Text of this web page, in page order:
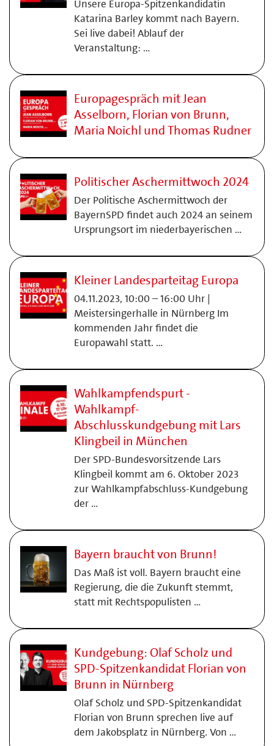
Unsere Europa-Spitzenkandidatin
Katarina Barley kommt nach Bayern.
Sei live dabei! Ablauf der
Veranstaltung: …
Europagespräch mit Jean
Asselborn, Florian von Brunn,
Maria Noichl und Thomas Rudner
Politischer Aschermittwoch 2024
Der Politische Aschermittwoch der
BayernSPD findet auch 2024 an seinem
Ursprungsort im niederbayerischen …
Kleiner Landesparteitag Europa
04.11.2023, 10:00 – 16:00 Uhr |
Meistersingerhalle in Nürnberg Im
kommenden Jahr findet die
Europawahl statt. …
Wahlkampfendspurt -
Wahlkampf-
Abschlusskundgebung mit Lars
Klingbeil in München
Der SPD-Bundesvorsitzende Lars
Klingbeil kommt am 6. Oktober 2023
zur Wahlkampfabschluss-Kundgebung
der …
Bayern braucht von Brunn!
Das Maß ist voll. Bayern braucht eine
Regierung, die die Zukunft stemmt,
statt mit Rechtspopulisten …
Kundgebung: Olaf Scholz und
SPD-Spitzenkandidat Florian von
Brunn in Nürnberg
Olaf Scholz und SPD-Spitzenkandidat
Florian von Brunn sprechen live auf
dem Jakobsplatz in Nürnberg. Von …